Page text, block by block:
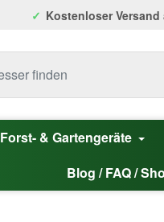
Kostenloser Versand
Forst- & Gartengeräte
Blog / FAQ /